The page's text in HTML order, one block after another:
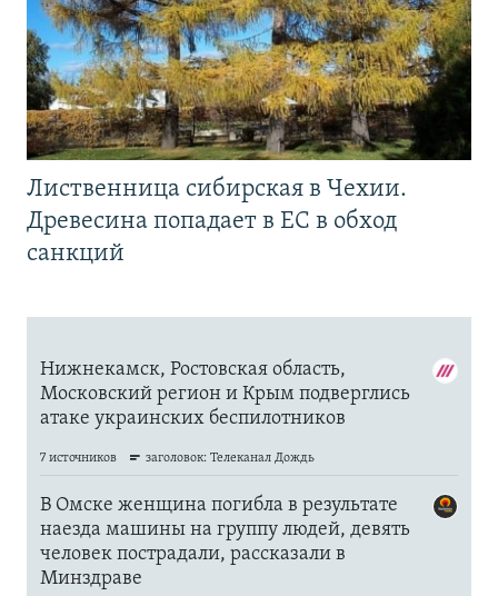
Лиственница сибирская в Чехии.
Древесина попадает в ЕС в обход
санкций